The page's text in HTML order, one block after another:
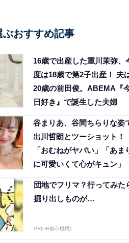
おすすめ記事
16歳で出産した重川茉弥、
度は18歳で第2子出産！ 夫
20歳の前田俊。ABEMA『
日好き』で誕生した夫婦
谷まりあ、谷間ちらりな姿
出川哲朗とツーショット！
「おむねがヤバい」「あま
に可愛いくて心がキュン」
団地でフリマ？行ってみた
掘り出しものが…
PR(UR都市機構)